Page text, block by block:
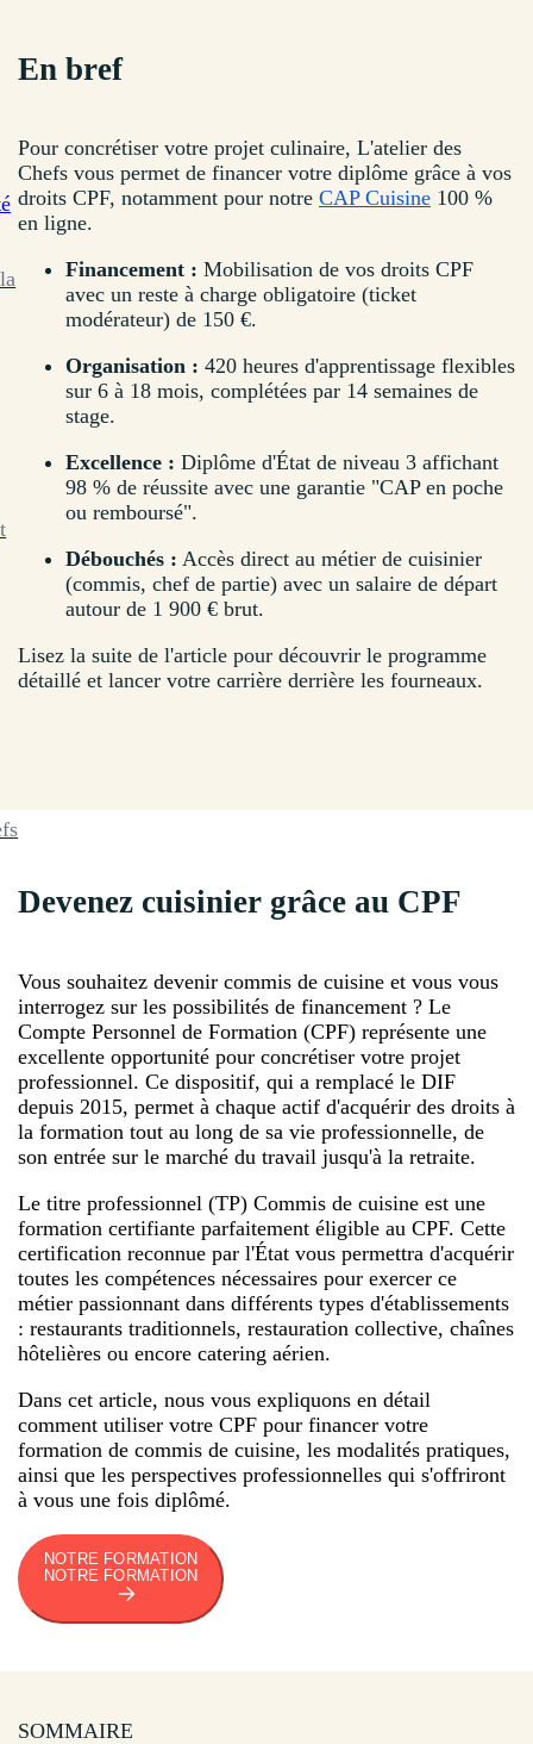
En bref
Pour concrétiser votre projet culinaire, L'atelier des
Chefs vous permet de financer votre diplôme grâce à vos
droits CPF, notamment pour notre CAP Cuisine 100 %
en ligne.
Financement : Mobilisation de vos droits CPF
avec un reste à charge obligatoire (ticket
modérateur) de 150 €.
Organisation : 420 heures d'apprentissage flexibles
sur 6 à 18 mois, complétées par 14 semaines de
stage.
Excellence : Diplôme d'État de niveau 3 affichant
98 % de réussite avec une garantie "CAP en poche
ou remboursé".
Débouchés : Accès direct au métier de cuisinier
(commis, chef de partie) avec un salaire de départ
autour de 1 900 € brut.
Lisez la suite de l'article pour découvrir le programme
détaillé et lancer votre carrière derrière les fourneaux.
Devenez cuisinier grâce au CPF
Vous souhaitez devenir commis de cuisine et vous vous
interrogez sur les possibilités de financement ? Le
Compte Personnel de Formation (CPF) représente une
excellente opportunité pour concrétiser votre projet
professionnel. Ce dispositif, qui a remplacé le DIF
depuis 2015, permet à chaque actif d'acquérir des droits à
la formation tout au long de sa vie professionnelle, de
son entrée sur le marché du travail jusqu'à la retraite.
Le titre professionnel (TP) Commis de cuisine est une
formation certifiante parfaitement éligible au CPF. Cette
certification reconnue par l'État vous permettra d'acquérir
toutes les compétences nécessaires pour exercer ce
métier passionnant dans différents types d'établissements
: restaurants traditionnels, restauration collective, chaînes
hôtelières ou encore catering aérien.
Dans cet article, nous vous expliquons en détail
comment utiliser votre CPF pour financer votre
formation de commis de cuisine, les modalités pratiques,
ainsi que les perspectives professionnelles qui s'offriront
à vous une fois diplômé.
NOTRE FORMATION
NOTRE FORMATION
SOMMAIRE